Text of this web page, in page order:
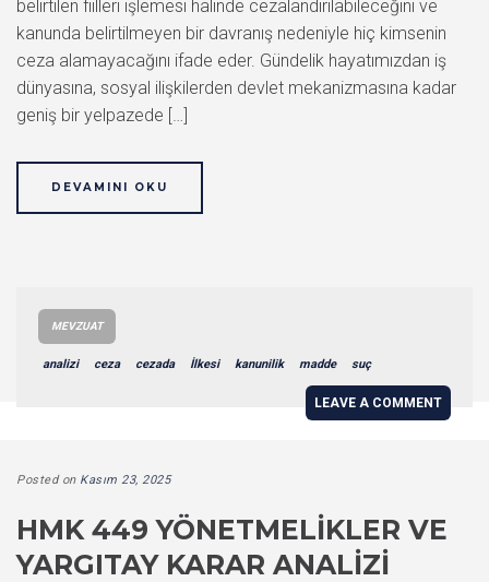
belirtilen fiilleri işlemesi halinde cezalandırılabileceğini ve
kanunda belirtilmeyen bir davranış nedeniyle hiç kimsenin
ceza alamayacağını ifade eder. Gündelik hayatımızdan iş
dünyasına, sosyal ilişkilerden devlet mekanizmasına kadar
geniş bir yelpazede […]
DEVAMINI OKU
MEVZUAT
analizi ceza cezada İlkesi kanunilik madde suç
LEAVE A COMMENT
Posted on Kasım 23, 2025
HMK 449 YÖNETMELIKLER VE
YARGITAY KARAR ANALIZI